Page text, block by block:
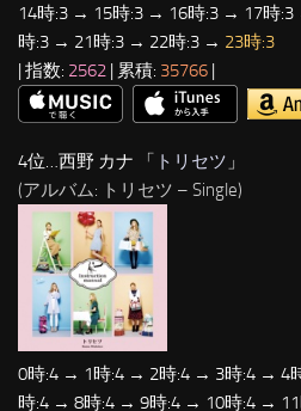
14時:3 → 15時:3 → 16時:3 → 17時
時:3 → 21時:3 → 22時:3 → 23時:3
| 指数: 2562 | 累積: 35766 |
4位…西野 カナ 「 トリセツ 」
(アルバム: トリセツ – Single)
0時:4 → 1時:4 → 2時:4 → 3時:4 → 4
時:4 → 8時:4 → 9時:4 → 10時:4 →